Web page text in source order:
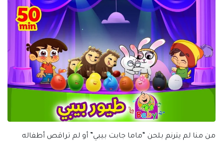
من منا لم يترنم بلحن “ماما جابت بيبي” أو لم تراقص أطفاله